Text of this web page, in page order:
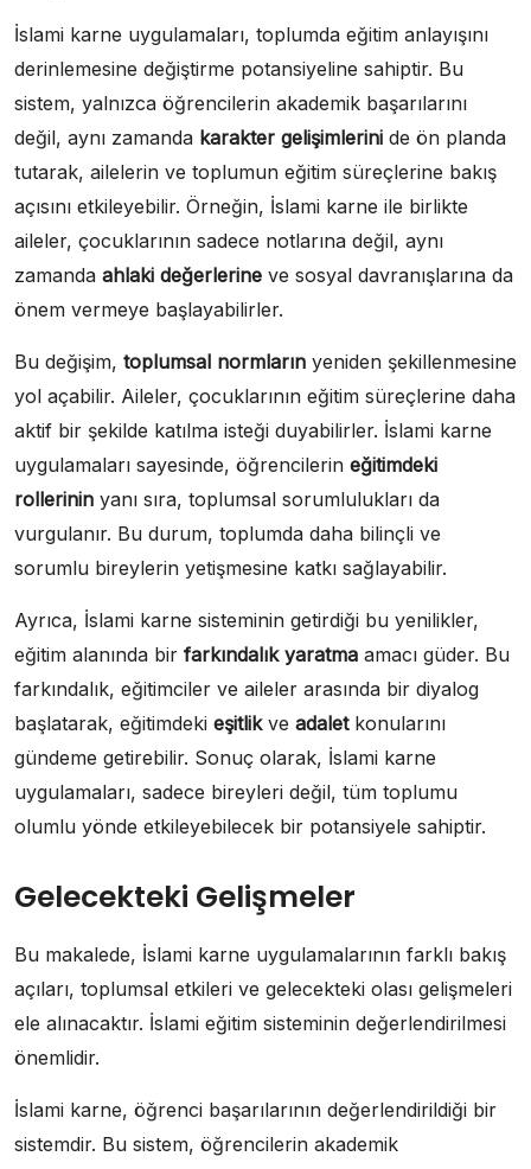
İslami karne uygulamaları, toplumda eğitim anlayışını
derinlemesine değiştirme potansiyeline sahiptir. Bu
sistem, yalnızca öğrencilerin akademik başarılarını
değil, aynı zamanda karakter gelişimlerini de ön planda
tutarak, ailelerin ve toplumun eğitim süreçlerine bakış
açısını etkileyebilir. Örneğin, İslami karne ile birlikte
aileler, çocuklarının sadece notlarına değil, aynı
zamanda ahlaki değerlerine ve sosyal davranışlarına da
önem vermeye başlayabilirler.
Bu değişim, toplumsal normların yeniden şekillenmesine
yol açabilir. Aileler, çocuklarının eğitim süreçlerine daha
aktif bir şekilde katılma isteği duyabilirler. İslami karne
uygulamaları sayesinde, öğrencilerin eğitimdeki
rollerinin yanı sıra, toplumsal sorumlulukları da
vurgulanır. Bu durum, toplumda daha bilinçli ve
sorumlu bireylerin yetişmesine katkı sağlayabilir.
Ayrıca, İslami karne sisteminin getirdiği bu yenilikler,
eğitim alanında bir farkındalık yaratma amacı güder. Bu
farkındalık, eğitimciler ve aileler arasında bir diyalog
başlatarak, eğitimdeki eşitlikve adaletkonularını
gündeme getirebilir. Sonuç olarak, İslami karne
uygulamaları, sadece bireyleri değil, tüm toplumu
olumlu yönde etkileyebilecek bir potansiyele sahiptir.
Gelecekteki Gelişmeler
Bu makalede, İslami karne uygulamalarının farklı bakış
açıları, toplumsal etkileri ve gelecekteki olası gelişmeleri
ele alınacaktır. İslami eğitim sisteminin değerlendirilmesi
önemlidir.
İslami karne, öğrenci başarılarının değerlendirildiği bir
sistemdir. Bu sistem, öğrencilerin akademik